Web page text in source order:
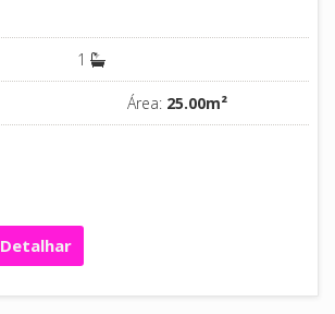
1
Área: 25.00m²
Detalhar